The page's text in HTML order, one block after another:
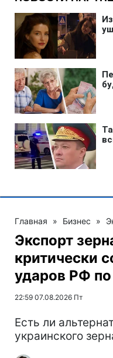
Главная » Бизнес »
Экспорт
критически
ударов РФ
22:59 07.08.2026 Пт
Есть ли
украинского